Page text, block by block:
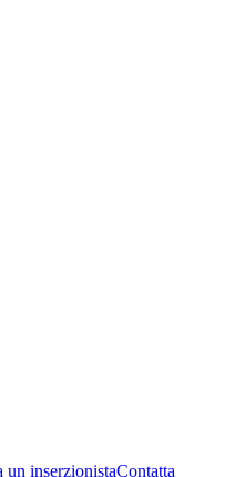
un inserzionistaContatta